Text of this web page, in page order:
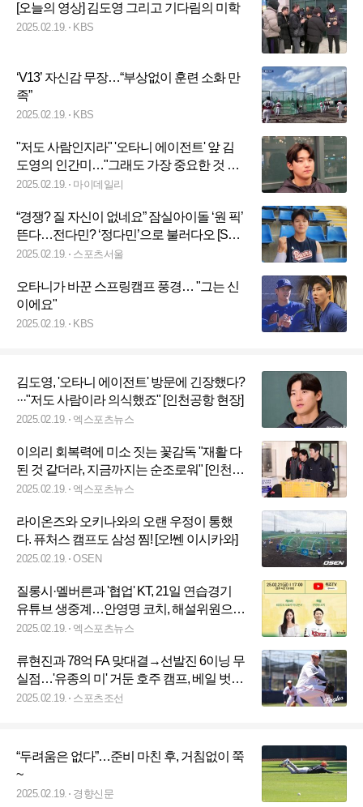
[오늘의 영상] 김도영 그리고 기다림의 미학
2025.02.19. KBS
‘V13’ 자신감 무장…“부상없이 훈련 소화 만
족”
2025.02.19. KBS
"저도 사람인지라" '오타니 에이전트' 앞 김
도영의 인간미…"그래도 가장 중요한 것 안
다" 오직 KIA 생각뿐 [MD인천공항]
2025.02.19. 마이데일리
“경쟁? 질 자신이 없네요” 잠실아이돌 ‘원 픽’
뜬다…전다민? ‘정다민’으로 불러다오 [SS
포커스]
2025.02.19. 스포츠서울
오타니가 바꾼 스프링캠프 풍경… "그는 신
이에요"
2025.02.19. KBS
김도영, '오타니 에이전트' 방문에 긴장했다?
···"저도 사람이라 의식했죠" [인천공항 현장]
2025.02.19. 엑스포츠뉴스
이의리 회복력에 미소 짓는 꽃감독 "재활 다
된 것 같더라, 지금까지는 순조로워" [인천공
항 현장]
2025.02.19. 엑스포츠뉴스
라이온즈와 오키나와의 오랜 우정이 통했
다. 퓨처스 캠프도 삼성 찜! [오!쎈 이시카와]
2025.02.19. OSEN
질롱시·멜버른과 '협업' KT, 21일 연습경기
유튜브 생중계…안영명 코치, 해설위원으로
출격
2025.02.19. 엑스포츠뉴스
류현진과 78억 FA 맞대결→선발진 6이닝 무
실점…'유종의 미' 거둔 호주 캠프, 베일 벗은
최강 선발진
2025.02.19. 스포츠조선
“두려움은 없다”…준비 마친 후, 거침없이 쭉
~
2025.02.19. 경향신문